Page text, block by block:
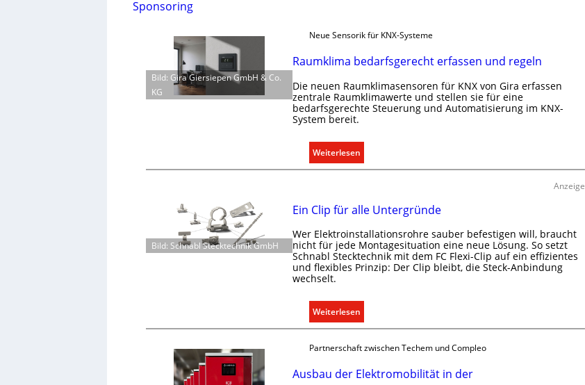
Sponsoring
Bild: Gira Giersiepen GmbH & Co.
KG
Neue Sensorik für KNX-Systeme
Raumklima bedarfsgerecht erfassen und regeln
Die neuen Raumklimasensoren für KNX von Gira erfassen
zentrale Raumklimawerte und stellen sie für eine
bedarfsgerechte Steuerung und Automatisierung im KNX-
System bereit.
Weiterlesen:
R
m
l
i
m
e
d
f
Anzeige
Bild: Schnabl Stecktechnik GmbH
Ein Clip für alle Untergründe
Wer Elektroinstallationsrohre sauber befestigen will, braucht
nicht für jede Montagesituation eine neue Lösung. So setzt
Schnabl Stecktechnik mit dem FC Flexi-Clip auf ein effizientes
und flexibles Prinzip: Der Clip bleibt, die Steck-Anbindung
wechselt.
Weiterlesen:
E
n
C
Partnerschaft zwischen Techem und Compleo
Ausbau der Elektromobilität in der